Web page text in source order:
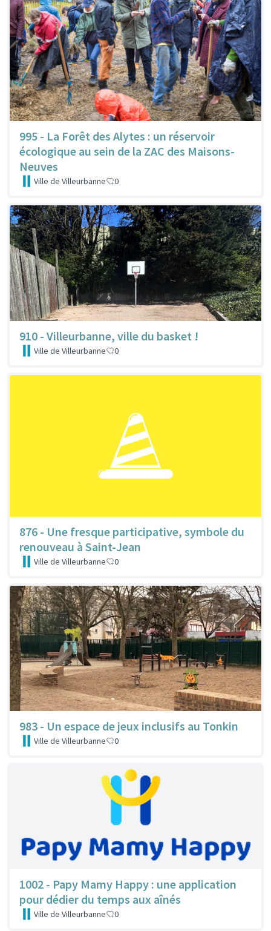
995 - La Forêt des Alytes : un réservoir
écologique au sein de la ZAC des Maisons-
Neuves
Ville de Villeurbanne 0
910 - Villeurbanne, ville du basket !
Ville de Villeurbanne 0
876 - Une fresque participative, symbole du
renouveau à Saint-Jean
Ville de Villeurbanne 0
983 - Un espace de jeux inclusifs au Tonkin
Ville de Villeurbanne 0
1002 - Papy Mamy Happy : une application
pour dédier du temps aux aînés
Ville de Villeurbanne 0